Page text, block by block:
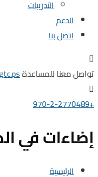
التدريبات
الدعم
اتصل بنا
تواصل معنا للمساعدة
+970-2-2770489
إضاءات في
الرئيسية